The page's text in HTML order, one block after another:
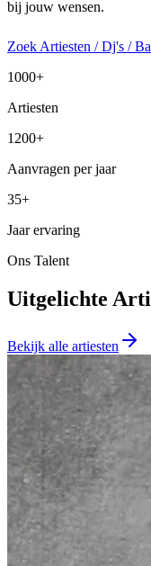
bij jouw wensen.
Zoek Artiesten / Dj's /
1000+
Artiesten
1200+
Aanvragen per jaar
35+
Jaar ervaring
Ons Talent
Uitgelichte
Bekijk alle artiesten